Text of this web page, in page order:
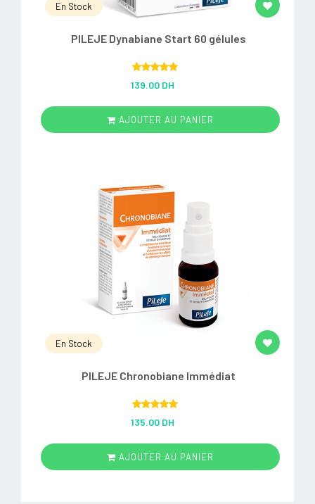
En Stock
PILEJE Dynabiane Start 60 gélules
out of 5
139.00 DH
AJOUTER AU PANIER
En Stock
PILEJE Chronobiane Immédiat
out of 5
135.00 DH
AJOUTER AU PANIER